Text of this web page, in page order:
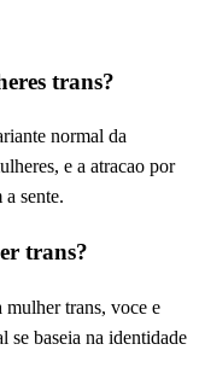
trans?
normal da
e a atracao por
sente.
trans?
mulher trans, voce e
se baseia na identidade